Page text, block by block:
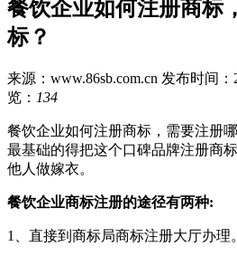
餐饮企业如何注册商标
标？
来源：www.86sb.com.cn 发布时间：
览： 134
餐饮企业如何注册商标，需要注册
最基础的得把这个口碑品牌注册商
他人做嫁衣。
餐饮企业商标注册的途径有两种:
1、直接到商标局商标注册大厅办理